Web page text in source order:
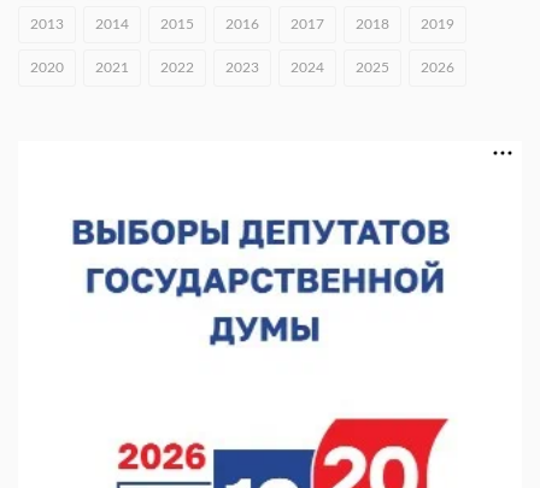
05.08.2026 14:04
Фестиваль SALUT! ИСКРА пройдет в сквере Свердлова
Нижегородский кадровый центр проведет ярмарки вакансий
2013 2014 2015 2016 2017 2018 2019
2020 2021 2022 2023 2024 2025 2026